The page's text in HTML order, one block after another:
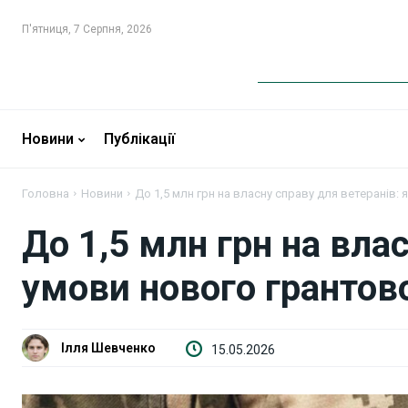
Валютний ринок
Криптовалюта
Робота і освіта
Валютний ринок
Криптовалюта
Робота і освіта
П'ятниця, 7 Серпня, 2026
Новини Публікації
Головна Новини До 1,5 млн грн на власну справу для ветеранів:
До 1,5 млн грн на
умови нового
Ілля Шевченко 15.05.2026